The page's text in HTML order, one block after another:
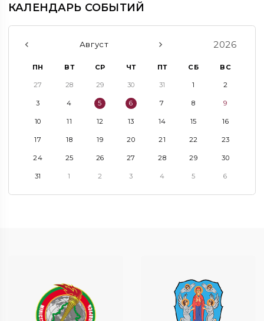
КАЛЕНДАРЬ СОБЫТИЙ
Август 2026
ПН ВТ СР ЧТ ПТ СБ ВС
27 28 29 30 31 1 2
3 4 5 6 7 8 9
10 11 12 13 14 15 16
17 18 19 20 21 22 23
24 25 26 27 28 29 30
31 1 2 3 4 5 6